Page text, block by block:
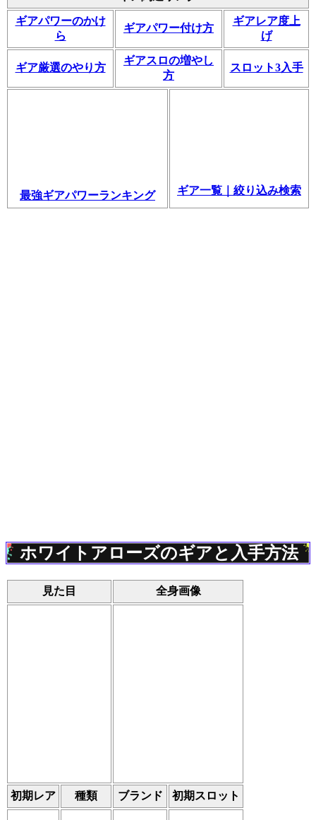
ギアパワーのかけ
ら
ギアパワー付け方
ギアレア度上
げ
ギア厳選のやり方
ギアスロの増やし
方
スロット3入手
最強ギアパワーランキング ギア一覧｜絞り込み検索
ホワイトアローズのギアと入手方法
見た目 全身画像
初期レア 種類 ブランド 初期スロット